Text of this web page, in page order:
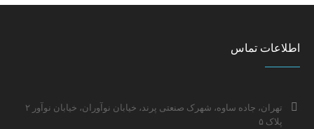
اطلاعات تماس
تهران، جاده ساوه، شهرک صنعتی پرند، خیابان نوآوران، خیابان نوآور ۲
پلاک ۵